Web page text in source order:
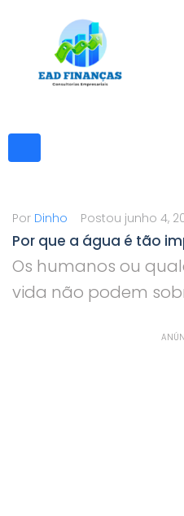
Por Dinho Postou junho 4,
Por que a água é tão
Os humanos ou
vida não podem